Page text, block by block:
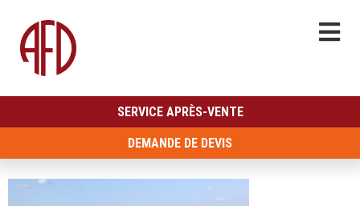
SERVICE APRÈS-VENTE
DEMANDE DE DEVIS